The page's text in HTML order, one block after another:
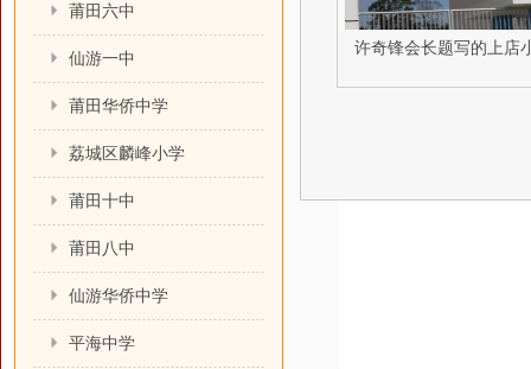
莆田六中
仙游一中
莆田华侨中学
荔城区麟峰小学
莆田十中
莆田八中
仙游华侨中学
平海中学
许奇锋会长题写的上店